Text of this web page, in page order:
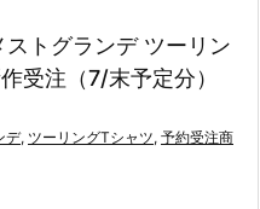
トグランデ ツーリン
受注（7/末予定分）
デ, ツーリングTシャツ, 予約受注商